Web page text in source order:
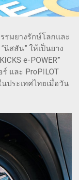
รรมยางรักษ์โลกและ
นิสสัน” ให้เป็นยาง
e-POWER”
และ ProPILOT
ประเทศไทยเมื่อวัน